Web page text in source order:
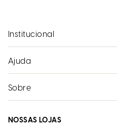
Institucional
Ajuda
Sobre
NOSSAS LOJAS